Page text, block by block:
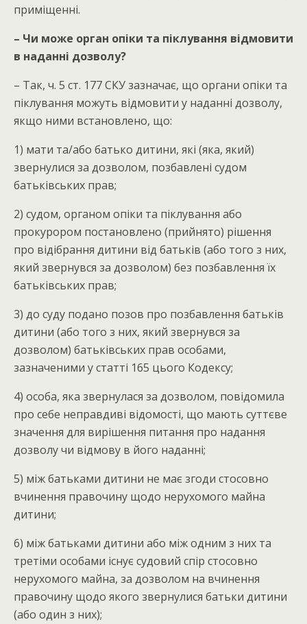
приміщенні.
– Чи може орган опіки та піклування відмовити
в наданні дозволу?
– Так, ч. 5 ст. 177 СКУ зазначає, що органи опіки та
піклування можуть відмовити у наданні дозволу,
якщо ними встановлено, що:
1) мати та/або батько дитини, які (яка, який)
звернулися за дозволом, позбавлені судом
батьківських прав;
2) судом, органом опіки та піклування або
прокурором постановлено (прийнято) рішення
про відібрання дитини від батьків (або того з них,
який звернувся за дозволом) без позбавлення їх
батьківських прав;
3) до суду подано позов про позбавлення батьків
дитини (або того з них, який звернувся за
дозволом) батьківських прав особами,
зазначеними у статті 165 цього Кодексу;
4) особа, яка звернулася за дозволом, повідомила
про себе неправдиві відомості, що мають суттєве
значення для вирішення питання про надання
дозволу чи відмову в його наданні;
5) між батьками дитини не має згоди стосовно
вчинення правочину щодо нерухомого майна
дитини;
6) між батьками дитини або між одним з них та
третіми особами існує судовий спір стосовно
нерухомого майна, за дозволом на вчинення
правочину щодо якого звернулися батьки дитини
(або один з них);